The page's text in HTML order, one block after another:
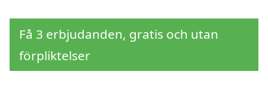
Få 3 erbjudanden, gratis och utan
förpliktelser